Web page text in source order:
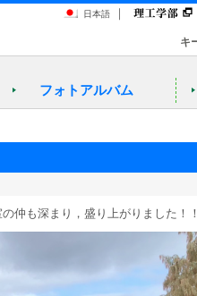
日本語 ｜
フォトアルバム
仲も深まり，盛り上がりました！！